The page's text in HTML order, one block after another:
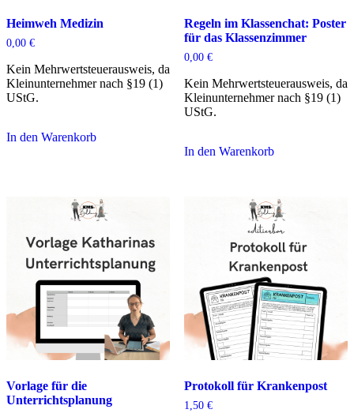
Heimweh Medizin
0,00 €
Kein Mehrwertsteuerausweis, da
Kleinunternehmer nach §19 (1)
UStG.
In den Warenkorb
Regeln im Klassenchat: Poster
für das Klassenzimmer
0,00 €
Kein Mehrwertsteuerausweis, da
Kleinunternehmer nach §19 (1)
UStG.
In den Warenkorb
Vorlage für die
Unterrichtsplanung
Protokoll für Krankenpost
1,50 €